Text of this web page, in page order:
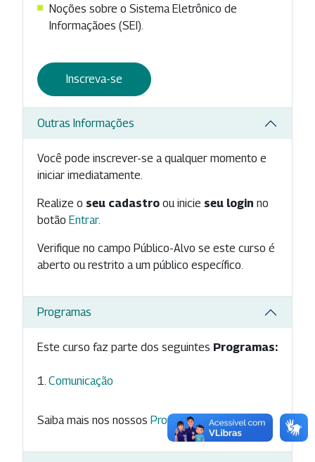
Noções sobre o Sistema Eletrônico de
Informaçãoes (SEI).
Inscreva-se
Outras Informações
Você pode inscrever-se a qualquer momento e
iniciar imediatamente.
Realize o seu cadastro ou inicie seu login no
botão Entrar.
Verifique no campo Público-Alvo se este curso é
aberto ou restrito a um público específico.
Programas
Este curso faz parte dos seguintes Programas:
Comunicação
Saiba mais nos nossos Programas